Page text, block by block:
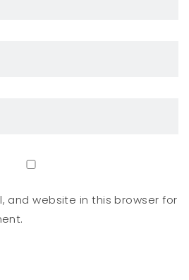
and website in this browser for